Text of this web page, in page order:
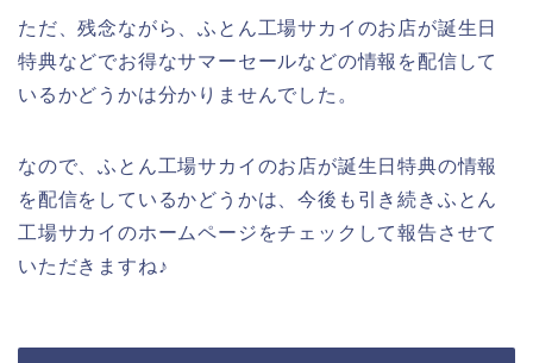
ただ、残念ながら、ふとん工場サカイのお店が誕生日
特典などでお得なサマーセールなどの情報を配信して
いるかどうかは分かりませんでした。
なので、ふとん工場サカイのお店が誕生日特典の情報
を配信をしているかどうかは、今後も引き続きふとん
工場サカイのホームページをチェックして報告させて
いただきますね♪